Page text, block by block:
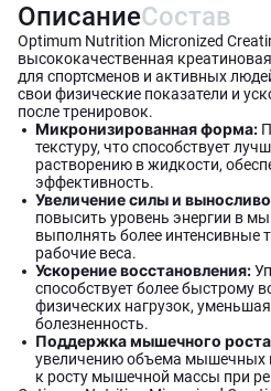
ОписаниеСостав
Optimum Nutrition Micronized
высококачественная
для спортсменов и активных
свои физические показатели и
после тренировок.
Микронизированная форма:
текстуру, что способствует
растворению в жидкости,
эффективность.
Увеличение силы и
повысить уровень энергии в
выполнять более интенсивные
рабочие веса.
Ускорение восстановления:
способствует более быстрому
физических нагрузок,
болезненность.
Поддержка мышечного
увеличению объема мышечных
к росту мышечной массы при